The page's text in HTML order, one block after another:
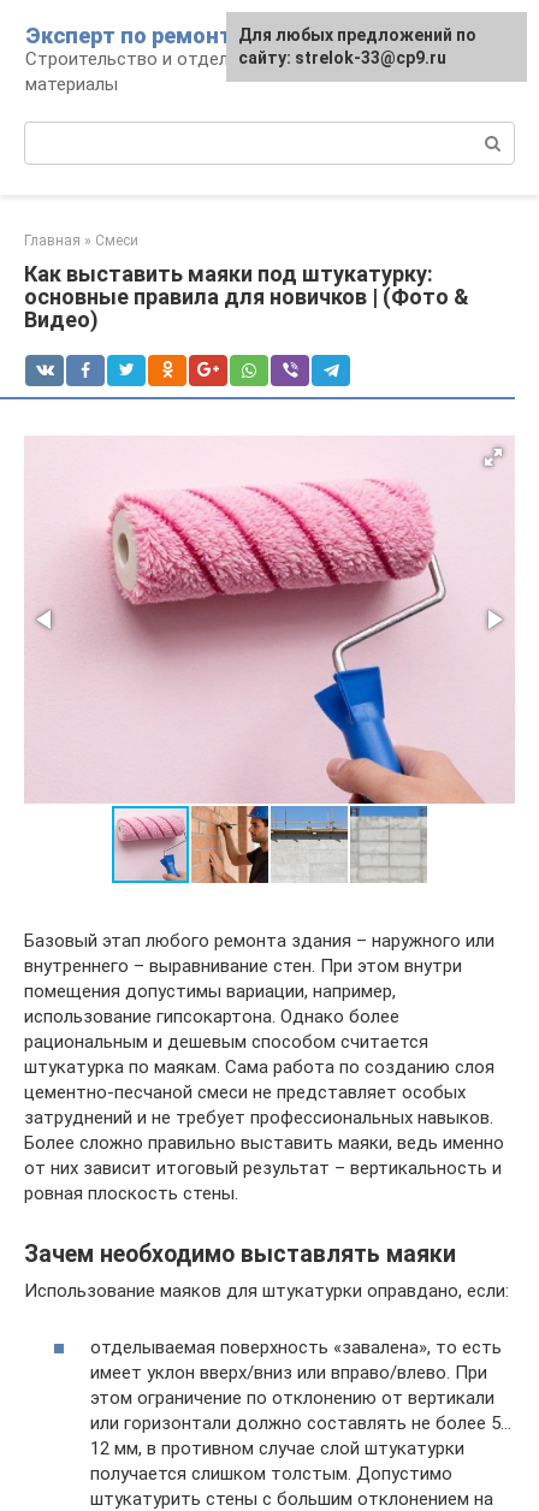
контенту
Эксперт по ремонту
Строительство и отделка: работы и
материалы
Главная » Смеси
Как выставить маяки под штукатурку:
основные правила для новичков | (Фото &
Видео)
Базовый этап любого ремонта здания – наружного или
внутреннего – выравнивание стен. При этом внутри
помещения допустимы вариации, например,
использование гипсокартона. Однако более
рациональным и дешевым способом считается
штукатурка по маякам. Сама работа по созданию слоя
цементно-песчаной смеси не представляет особых
затруднений и не требует профессиональных навыков.
Более сложно правильно выставить маяки, ведь именно
от них зависит итоговый результат – вертикальность и
ровная плоскость стены.
Зачем необходимо выставлять маяки
Использование маяков для штукатурки оправдано, если:
отделываемая поверхность «завалена», то есть
имеет уклон вверх/вниз или вправо/влево. При
этом ограничение по отклонению от вертикали
или горизонтали должно составлять не более 5…
12 мм, в противном случае слой штукатурки
получается слишком толстым. Допустимо
штукатурить стены с большим отклонением на
Для любых предложений по
сайту: strelok-33@cp9.ru
Для любых предложений по
сайту: strelok-33@cp9.ru